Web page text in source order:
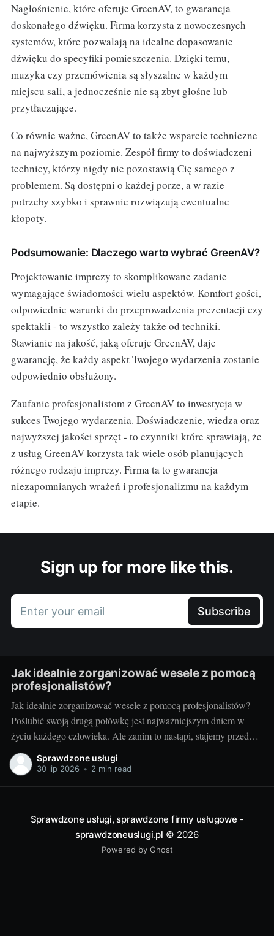
Nagłośnienie, które oferuje GreenAV, to gwarancja
doskonałego dźwięku. Firma korzysta z nowoczesnych
systemów, które pozwalają na idealne dopasowanie
dźwięku do specyfiki pomieszczenia. Dzięki temu,
muzyka czy przemówienia są słyszalne w każdym
miejscu sali, a jednocześnie nie są zbyt głośne lub
przytłaczające.
Co równie ważne, GreenAV to także wsparcie techniczne
na najwyższym poziomie. Zespół firmy to doświadczeni
technicy, którzy nigdy nie pozostawią Cię samego z
problemem. Są dostępni o każdej porze, a w razie
potrzeby szybko i sprawnie rozwiązują ewentualne
kłopoty.
Podsumowanie: Dlaczego warto wybrać GreenAV?
Projektowanie imprezy to skomplikowane zadanie
wymagające świadomości wielu aspektów. Komfort gości,
odpowiednie warunki do przeprowadzenia prezentacji czy
spektakli - to wszystko zależy także od techniki.
Stawianie na jakość, jaką oferuje GreenAV, daje
gwarancję, że każdy aspekt Twojego wydarzenia zostanie
odpowiednio obsłużony.
Zaufanie profesjonalistom z GreenAV to inwestycja w
sukces Twojego wydarzenia. Doświadczenie, wiedza oraz
najwyższej jakości sprzęt - to czynniki które sprawiają, że
z usług GreenAV korzysta tak wiele osób planujących
różnego rodzaju imprezy. Firma ta to gwarancja
niezapomnianych wrażeń i profesjonalizmu na każdym
etapie.
Sign up for more like this.
Enter your email Subscribe
Jak idealnie zorganizować wesele z pomocą
profesjonalistów?
Jak idealnie zorganizować wesele z pomocą profesjonalistów?
Poślubić swoją drugą połówkę jest najważniejszym dniem w
życiu każdego człowieka. Ale zanim to nastąpi, stajemy przed
wielkim wyzwaniem – jak zorganizować ten najważniejszy
dzień? Czy warto skorzystać z usług profesjonalistów? Czy to
Sprawdzone usługi
30 lip 2026 • 2 min read
Sprawdzone usługi, sprawdzone firmy usługowe -
sprawdzoneuslugi.pl © 2026
Powered by Ghost